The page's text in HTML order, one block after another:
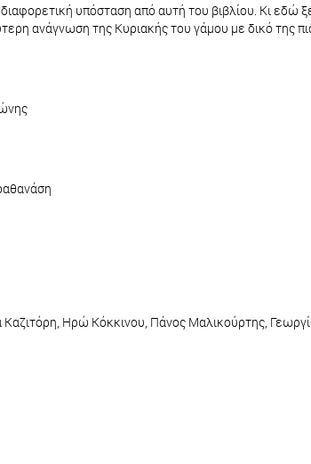
υπόσταση από αυτή του βιβλίου. Κι εδώ
ανάγνωση της Κυριακής του γάμου με δικό της
Ηρώ Κόκκινου, Πάνος Μαλικούρτης,